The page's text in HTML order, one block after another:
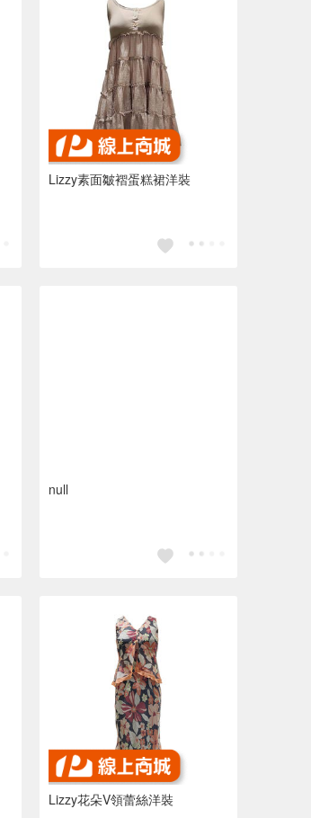
Lizzy素面皺褶蛋糕裙洋裝
null
Lizzy花朵V領蕾絲洋裝